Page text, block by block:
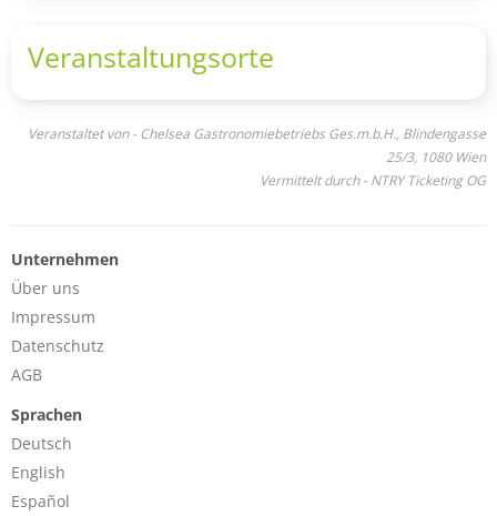
Veranstaltungsorte
Veranstaltet von - Chelsea Gastronomiebetriebs Ges.m.b.H., Blindengasse
25/3, 1080 Wien
Vermittelt durch - NTRY Ticketing OG
Unternehmen
Über uns
Impressum
Datenschutz
AGB
Sprachen
Deutsch
English
Español